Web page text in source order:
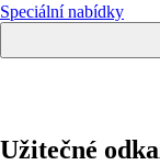
Speciální nabídky
Užitečné